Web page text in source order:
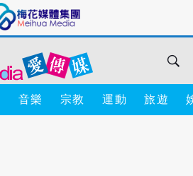
音樂 宗教 運動 旅遊